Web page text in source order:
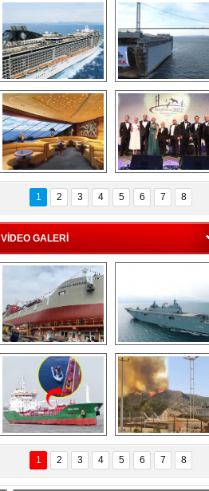
“Gemi içinde gemi”
konsepti ile MSC
Splendida
Dünyada tek!
Denizaltı yüzer
havuzu intikal
seyrine başladı
MSC'den 55 milyon
euroluk turizm geliri
müjdesi
5. Bosphorus Ship
Brokers Dinner,
İstanbul’da yapıldı
1 2 3 4 5 6 7 8
VİDEO GALERİ
Çeksan Tersanesi,
Başaran Bayrak
tankerini suya
indirdi
TCG Anadolu,
tersane teknik
seyrini tamamladı
Göçmenlerin
imdadına Türk
sahipli MINA DENIZ
yetişti
Milas’taki yangın
yeniden termik
santrallere doğru
ilerliyor
1 2 3 4 5 6 7 8